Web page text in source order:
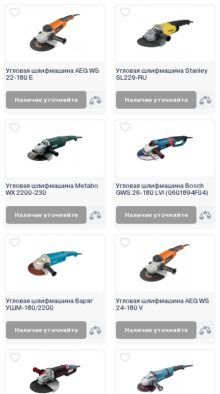
Угловая шлифмашина AEG WS
22-180 E
Наличие уточняйте
Угловая шлифмашина Stanley
SL229-RU
Наличие уточняйте
Угловая шлифмашина Metabo
WX 2200-230
Наличие уточняйте
Угловая шлифмашина Bosch
GWS 26-180 LVI (0601894F04)
Наличие уточняйте
Угловая шлифмашина Варяг
УШМ-180/2200
Наличие уточняйте
Угловая шлифмашина AEG WS
24-180 V
Наличие уточняйте